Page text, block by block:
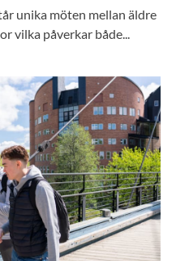
unika möten mellan äldre
vilka påverkar både...